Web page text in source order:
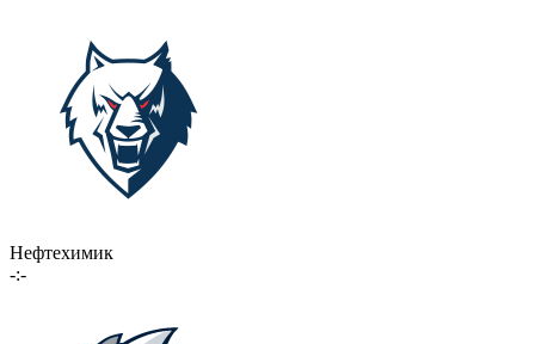
Нефтехимик
-:-